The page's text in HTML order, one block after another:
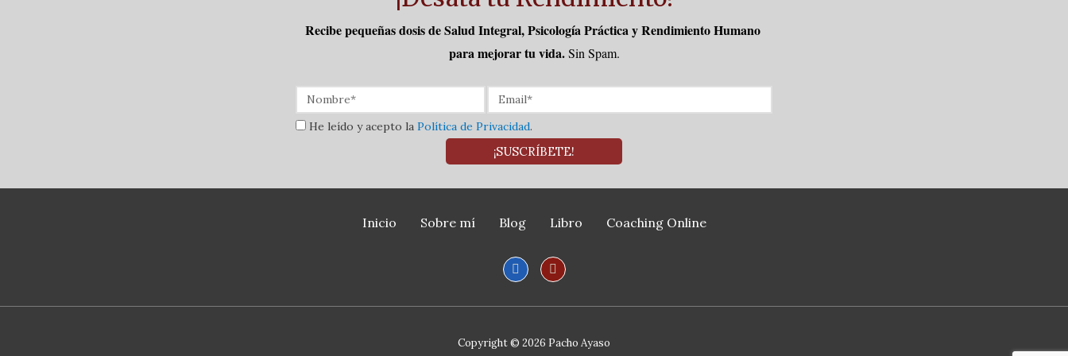
Recibe pequeñas dosis de Salud Integral, Psicología Práctica y Rendimiento Humano
para mejorar tu vida. Sin Spam.
He leído y acepto la Política de Privacidad.
¡SUSCRÍBETE!
Inicio Sobre mí Blog Libro Coaching Online
Copyright © 2026 Pacho Ayaso